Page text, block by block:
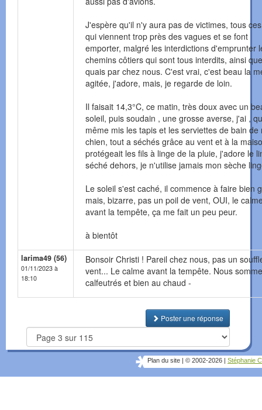
J'espère qu'il n'y aura pas de victimes, tous
qui viennent trop près des vagues et se font
emporter, malgré les interdictions d'emprunter
chemins côtiers qui sont tous interdits, ainsi
quais par chez nous. C'est vrai, c'est beau la
agitée, j'adore, mais, je regarde de loin.
Il faisait 14,3°C, ce matin, très doux avec un
soleil, puis soudain , une grosse averse, j'ai ,
même mis les tapis et les serviettes de bain de
chien, tout a séchés grâce au vent et à la
protégeait les fils à linge de la pluie, j'adore le
séché dehors, je n'utilise jamais mon sèche
Le soleil s'est caché, il commence à faire bien
mais, bizarre, pas un poil de vent, OUI, le
avant la tempête, ça me fait un peu peur.
à bientôt
larima49 (56)
01/11/2023 à
18:10
Bonsoir Christi ! Pareil chez nous, pas un
vent... Le calme avant la tempête. Nous
calfeutrés et bien au chaud -
Poster une réponse
Plan du site © 2002-2026 Stéphanie C